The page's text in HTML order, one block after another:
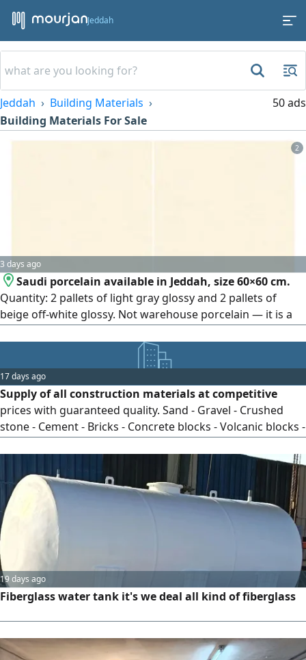
Jeddah
Jeddah
Building Materials
Building Materials For Sale
50 ads
2
3 days ago
Saudi porcelain available in Jeddah, size 60×60 cm.
Quantity: 2 pallets of light gray glossy and 2 pallets of
beige off-white glossy. Not warehouse porcelain — it is a
production date of 2026. Total area: 293.78 square meters.
Price: 12.5 SAR per square meter.
17 days ago
Supply of all construction materials at competitive
prices with guaranteed quality. Sand - Gravel - Crushed
stone - Cement - Bricks - Concrete blocks - Volcanic blocks -
19 days ago
Fiberglass water tank it's we deal all kind of fiberglass